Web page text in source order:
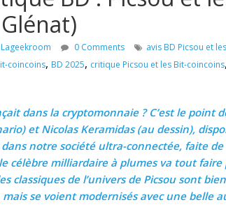
Lageekroom 0 Comments avis BD Picsou et
coincoins, BD 2025, critique Picsou et les Bit-coincoins,
dans la cryptomonnaie ? C’est le
et Nicolas Keramidas (au dessin),
notre société ultra-connectée, faite
célèbre milliardaire à plumes va tout
classiques de l’univers de Picsou sont
mais se voient modernisés avec une belle